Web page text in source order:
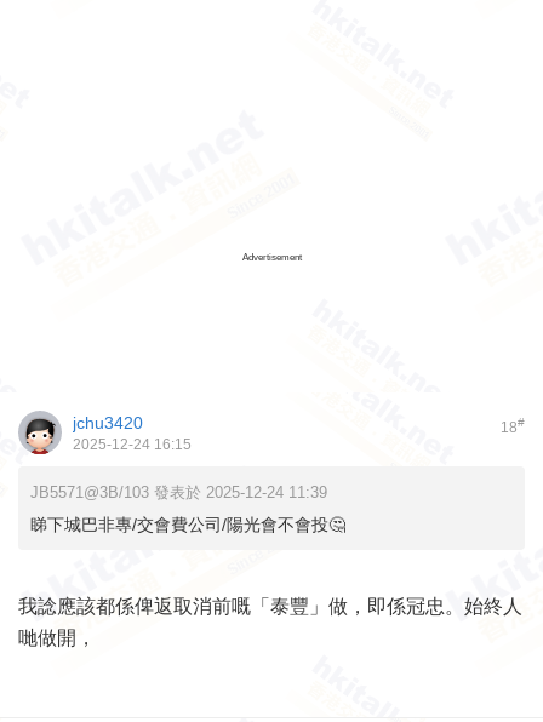
Advertisement
18#
jchu3420
2025-12-24 16:15
JB5571@3B/103 發表於 2025-12-24 11:39
睇下城巴非專/交會費公司/陽光會不會投🤔
我諗應該都係俾返取消前嘅「泰豐」做，即係冠忠。始終人
哋做開，